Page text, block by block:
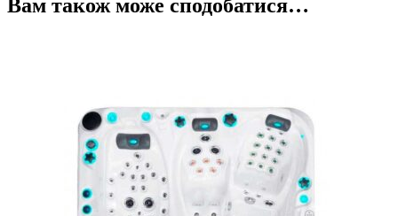
Вам також може сподобатися…